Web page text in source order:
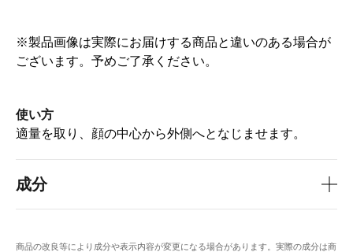
成分
商品の改良等により成分や表示内容が変更になる場合があります。実際の成分は商
※製品画像は実際にお届けする商品と違いのある場合が
ございます。予めご了承ください。
使い方
適量を取り、顔の中心から外側へとなじませます。